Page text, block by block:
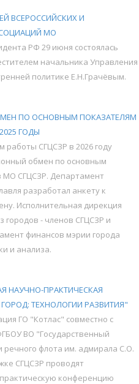
ВСЕРОССИЙСКИХ И
МО
РФ 29 июня состоялась
начальника Управления
политике Е.Н.Грачёвым.
ПО ОСНОВНЫМ ПОКАЗАТЕЛЯМ
ГОДЫ
работы СГЦСЗР в 2026 году
обмен по основным
МО СГЦСЗР. Департамент
разработал анкету к
Исполнительная дирекция
- членов СГЦСЗР и
финансов мэрии города
и анализа.
НАУЧНО-ПРАКТИЧЕСКАЯ
ТЕХНОЛОГИИ РАЗВИТИЯ"
ГО "Котлас" совместно с
ВО "Государственный
речного флота им. адмирала С.О.
СГЦСЗР проводят
конференцию